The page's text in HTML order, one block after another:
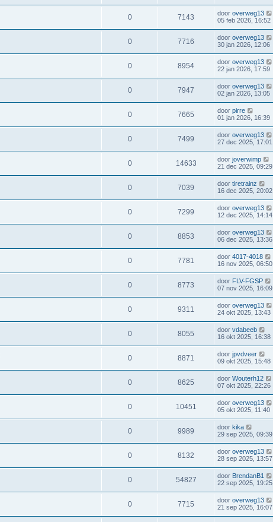
0 7143 door overweg13
05 feb 2026, 16:52
0 7716 door overweg13
30 jan 2026, 12:06
0 8954 door overweg13
22 jan 2026, 17:59
0 7947 door overweg13
02 jan 2026, 13:05
0 7665 door pirre
01 jan 2026, 16:39
0 7499 door overweg13
27 dec 2025, 17:01
0 14633 door joverwimp
21 dec 2025, 09:29
0 7039 door tiretrainz
16 dec 2025, 20:02
0 7299 door overweg13
12 dec 2025, 14:14
0 8853 door overweg13
06 dec 2025, 13:36
0 7781 door 4017-4018
16 nov 2025, 06:50
0 8773 door FLV-FGSP
07 nov 2025, 16:09
0 9311 door overweg13
24 okt 2025, 13:43
0 8055 door vdabeeb
16 okt 2025, 16:38
0 8871 door jpvdveer
09 okt 2025, 15:48
0 8625 door Wouterh12
07 okt 2025, 22:26
0 10451 door overweg13
05 okt 2025, 11:40
0 9989 door kika
29 sep 2025, 09:39
0 8132 door overweg13
28 sep 2025, 13:57
0 54827 door BrendanB1
22 sep 2025, 19:25
0 7715 door overweg13
21 sep 2025, 16:07